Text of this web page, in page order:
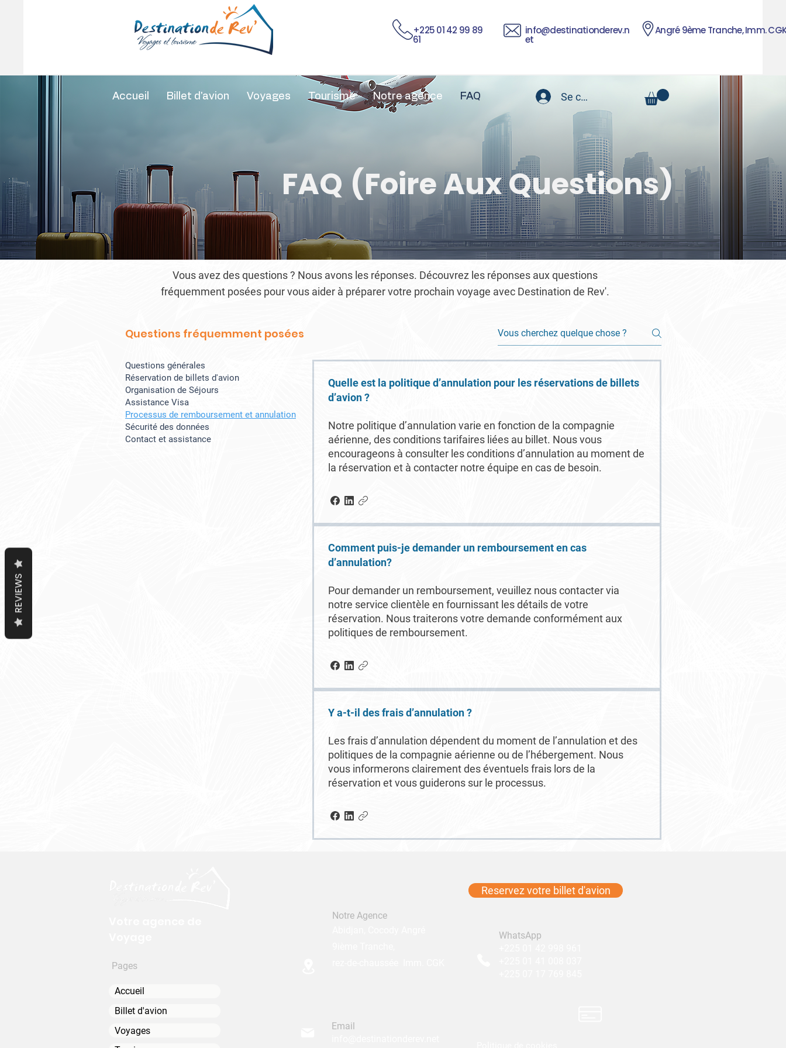
+225 01 42 99 89
61
info@destinationderev.n
et
Angré 9ème Tranche, Imm. CGK
Accueil Billet d'avion Voyages Tourisme Notre agence FAQ Se connecter
FAQ(Foire Aux Questions)
Vous avez des questions ? Nous avons les réponses. Découvrez les réponses aux questions
fréquemment posées pour vous aider à préparer votre prochain voyage avec Destination de Rev'.
Questions fréquemment posées
Questions générales
Réservation de billets d'avion
Organisation de Séjours
Assistance Visa
Processus de remboursement et annulation
Sécurité des données
Contact et assistance
Quelle est la politique d’annulation pour les réservations de billets
d’avion ?
Notre politique d’annulation varie en fonction de la compagnie
aérienne, des conditions tarifaires liées au billet. Nous vous
encourageons à consulter les conditions d’annulation au moment de
la réservation et à contacter notre équipe en cas de besoin.
Comment puis-je demander un remboursement en cas
d’annulation?
Pour demander un remboursement, veuillez nous contacter via
notre service clientèle en fournissant les détails de votre
réservation. Nous traiterons votre demande conformément aux
politiques de remboursement.
Y a-t-il des frais d’annulation ?
Les frais d’annulation dépendent du moment de l’annulation et des
politiques de la compagnie aérienne ou de l’hébergement. Nous
vous informerons clairement des éventuels frais lors de la
réservation et vous guiderons sur le processus.
Pages
Accueil
Billet d'avion
Voyages
Notre Agence
Email
Reservez votre billet d'avion
WhatsApp
REVIEWS